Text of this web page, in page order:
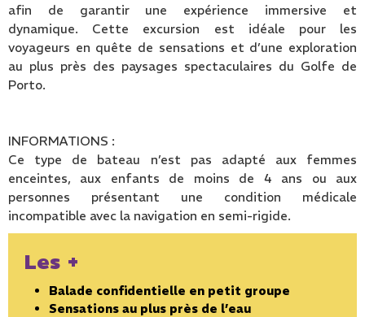
afin de garantir une expérience immersive et
dynamique. Cette excursion est idéale pour les
voyageurs en quête de sensations et d’une exploration
au plus près des paysages spectaculaires du Golfe de
Porto.
INFORMATIONS :
Ce type de bateau n’est pas adapté aux femmes
enceintes, aux enfants de moins de 4 ans ou aux
personnes présentant une condition médicale
incompatible avec la navigation en semi-rigide.
Les +
Balade confidentielle en petit groupe
Sensations au plus près de l’eau